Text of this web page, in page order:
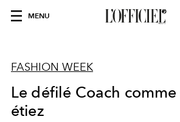
MENU
FASHION WEEK
Le défilé Coach comme
étiez